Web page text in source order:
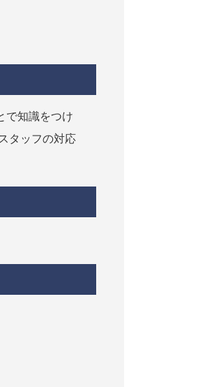
で知識をつけ
タッフの対応